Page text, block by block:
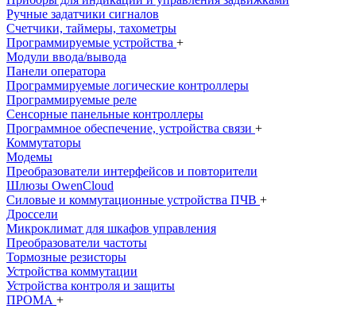
Ручные задатчики сигналов
Счетчики, таймеры, тахометры
Программируемые устройства +
Модули ввода/вывода
Панели оператора
Программируемые логические контроллеры
Программируемые реле
Сенсорные панельные контроллеры
Программное обеспечение, устройства связи +
Коммутаторы
Модемы
Преобразователи интерфейсов и повторители
Шлюзы OwenCloud
Силовые и коммутационные устройства ПЧВ +
Дроссели
Микроклимат для шкафов управления
Преобразователи частоты
Тормозные резисторы
Устройства коммутации
Устройства контроля и защиты
ПРОМА +